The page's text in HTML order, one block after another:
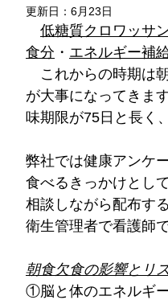
更新日： 6月23日
低糖質クロワッサ
食分 ・ エネルギー補
これからの時期は
が大事になってきま
味期限が75日と長く
弊社では健康アンケ
食べるきっかけとし
相談しながら配布す
衛生管理者で看護師
朝食欠食の影響とリ
①脳と体のエネルギ